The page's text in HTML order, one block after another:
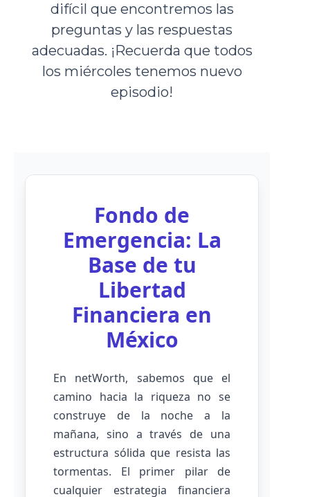
difícil que encontremos las
preguntas y las respuestas
adecuadas. ¡Recuerda que todos
los miércoles tenemos nuevo
episodio!
Fondo de
Emergencia: La
Base de tu
Libertad
Financiera en
México
En netWorth, sabemos que el
camino hacia la riqueza no se
construye de la noche a la
mañana, sino a través de una
estructura sólida que resista las
tormentas. El primer pilar de
cualquier estrategia financiera